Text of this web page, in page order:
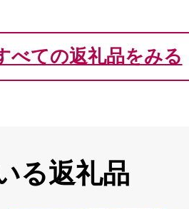
べての返礼品をみる
る返礼品